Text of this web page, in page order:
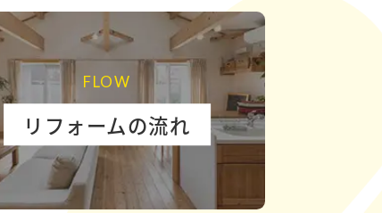
FLOW
リフォームの流れ